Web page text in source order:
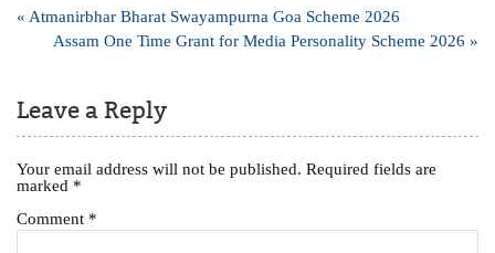
Post
navigation
« Atmanirbhar Bharat Swayampurna Goa Scheme 2026
Assam One Time Grant for Media Personality Scheme 2026 »
Leave a Reply
Your email address will not be published. Required fields are
marked *
Comment *